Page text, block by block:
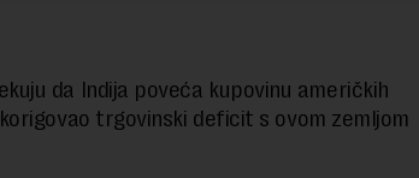
da Indija poveća kupovinu američkih
trgovinski deficit s ovom zemljom